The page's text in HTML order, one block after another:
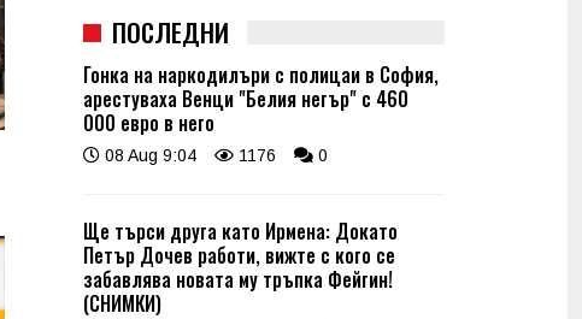
ПОСЛЕДНИ
Гонка на наркодилъри с полицаи в София,
арестуваха Венци "Белия негър" с 460
000 евро в него
08 Aug 9:04 1176 0
Ще търси друга като Ирмена: Докато
Петър Дочев работи, вижте с кого се
забавлява новата му тръпка Фейгин!
(СНИМКИ)